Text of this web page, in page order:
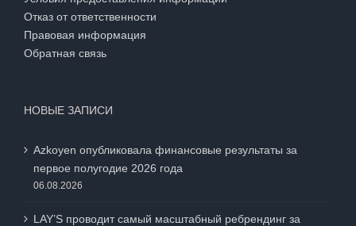
Отказ от ответственности
Правовая информация
Обратная связь
НОВЫЕ ЗАПИСИ
Azkoyen опубликовала финансовые результаты за
первое полугодие 2026 года
06.08.2026
LAY’S проводит самый масштабный ребрендинг за